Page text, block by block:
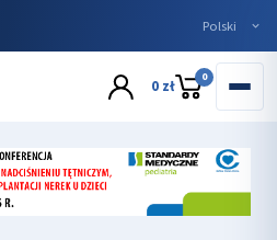
0 zł 0